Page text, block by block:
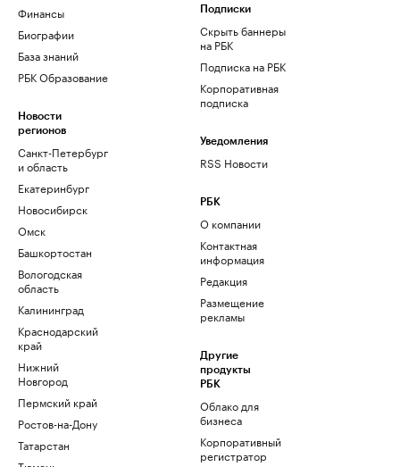
Финансы
Биографии
База знаний
РБК Образование
Новости
регионов
Санкт-Петербург
и область
Екатеринбург
Новосибирск
Омск
Башкортостан
Вологодская
область
Калининград
Краснодарский
край
Нижний
Новгород
Пермский край
Ростов-на-Дону
Татарстан
Подписки
Скрыть баннеры
на РБК
Подписка на РБК
Корпоративная
подписка
Уведомления
RSS Новости
РБК
О компании
Контактная
информация
Редакция
Размещение
рекламы
Другие
продукты
РБК
Облако для
бизнеса
Корпоративный
регистратор